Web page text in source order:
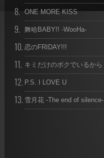
8. ONE MORE KISS
9. 舞哈BABY!! -WooHa-
10. 恋のFRIDAY!!!
11. キミだけのボクでいるから
12. P.S. I LOVE U
13. 雪月花 -The end of silence-